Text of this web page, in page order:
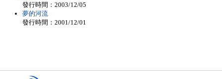
發行時間：2003/12/05
夢的河流
發行時間：2001/12/01